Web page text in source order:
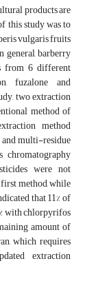
products are
this study was to
vulgaris fruits
barberry
from 6 different
fuzalone and
two extraction
method of
method
and multi-residue
were not
method, while
that 11% of
with chlorpyrifos
amount of
which requires
extraction